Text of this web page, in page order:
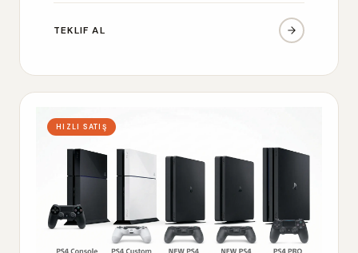
TEKLIF AL
HIZLI SATIŞ